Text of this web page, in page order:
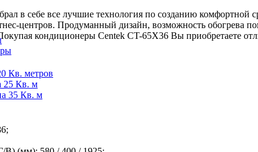
Кв. метров
25 Кв. м
35 Кв. м
в себе все лучшие технология по созданию
центров. Продуманный дизайн, возможность обогрева
кондиционеры Centek CT-65X36 Вы приобретаете